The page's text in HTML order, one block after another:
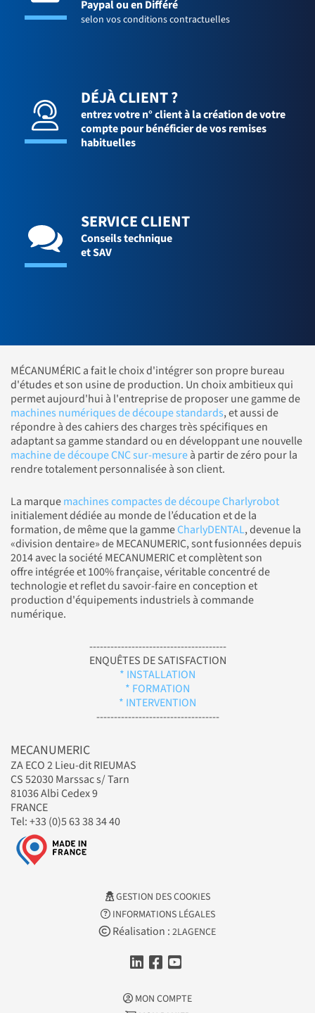
Paypal ou en Différé
selon vos conditions contractuelles
DÉJÀ CLIENT ?
entrez votre n° client à la création de votre
compte pour bénéficier de vos remises
habituelles
SERVICE CLIENT
Conseils technique
et SAV
MÉCANUMÉRIC a fait le choix d'intégrer son propre bureau
d'études et son usine de production. Un choix ambitieux qui
permet aujourd'hui à l'entreprise de proposer une gamme de
machines numériques de découpe standards, et aussi de
répondre à des cahiers des charges très spécifiques en
adaptant sa gamme standard ou en développant une nouvelle
machine de découpe CNC sur-mesureà partir de zéro pour la
rendre totalement personnalisée à son client.
La marquemachines compactes de découpe Charlyrobot
initialement dédiée au monde de l’éducation et de la
formation, de même que la gammeCharlyDENTAL, devenue la
«division dentaire» de MECANUMERIC, sont fusionnées depuis
2014 avec la société MECANUMERIC et complètent son
offre intégrée et 100% française, véritable concentré de
technologie et reflet du savoir-faire en conception et
production d'équipements industriels à commande
numérique.
---------------------------------------
ENQUÊTES DE SATISFACTION
* INSTALLATION
* FORMATION
* INTERVENTION
-----------------------------------
MECANUMERIC
ZA ECO 2 Lieu-dit RIEUMAS
CS 52030 Marssac s/ Tarn
81036 Albi Cedex 9
FRANCE
Tel: +33 (0)5 63 38 34 40
GESTION DES COOKIES
INFORMATIONS LÉGALES
Réalisation : 2LAGENCE
MON COMPTE